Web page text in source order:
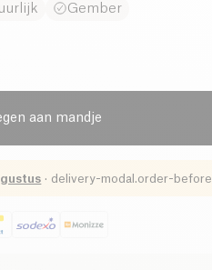
Gember
aan mandje
· delivery-modal.order-before